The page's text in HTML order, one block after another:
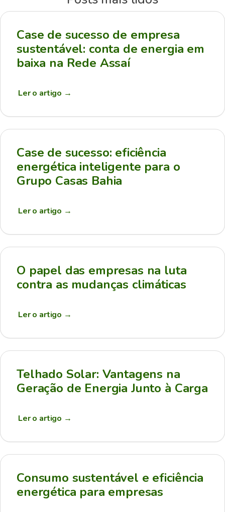
Case de sucesso de empresa
sustentável: conta de energia em
baixa na Rede Assaí
Ler o artigo →
Case de sucesso: eficiência
energética inteligente para o
Grupo Casas Bahia
Ler o artigo →
O papel das empresas na luta
contra as mudanças climáticas
Ler o artigo →
Telhado Solar: Vantagens na
Geração de Energia Junto à Carga
Ler o artigo →
Consumo sustentável e eficiência
energética para empresas